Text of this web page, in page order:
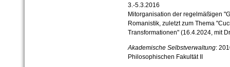
3.-5.3.2016
Mitorganisation der regelmäßigen
Romanistik, zuletzt zum Thema
Transformationen" (16.4.2024, mit
Akademische Selbstverwaltung:
Philosophischen Fakultät II